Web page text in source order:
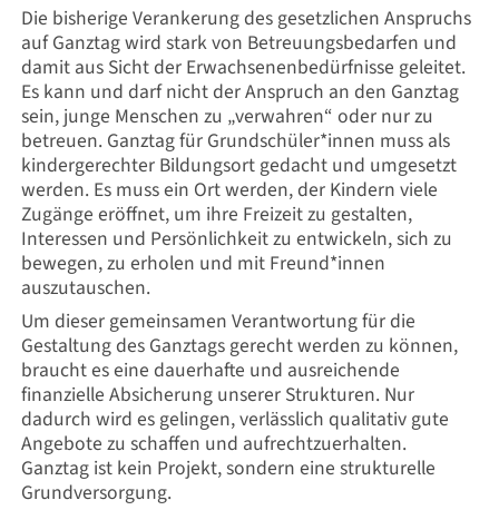
Die bisherige Verankerung des gesetzlichen Anspruchs
auf Ganztag wird stark von Betreuungsbedarfen und
damit aus Sicht der Erwachsenenbedürfnisse geleitet.
Es kann und darf nicht der Anspruch an den Ganztag
sein, junge Menschen zu „verwahren“ oder nur zu
betreuen. Ganztag für Grundschüler*innen muss als
kindergerechter Bildungsort gedacht und umgesetzt
werden. Es muss ein Ort werden, der Kindern viele
Zugänge eröffnet, um ihre Freizeit zu gestalten,
Interessen und Persönlichkeit zu entwickeln, sich zu
bewegen, zu erholen und mit Freund*innen
auszutauschen.
Um dieser gemeinsamen Verantwortung für die
Gestaltung des Ganztags gerecht werden zu können,
braucht es eine dauerhafte und ausreichende
finanzielle Absicherung unserer Strukturen. Nur
dadurch wird es gelingen, verlässlich qualitativ gute
Angebote zu schaffen und aufrechtzuerhalten.
Ganztag ist kein Projekt, sondern eine strukturelle
Grundversorgung.